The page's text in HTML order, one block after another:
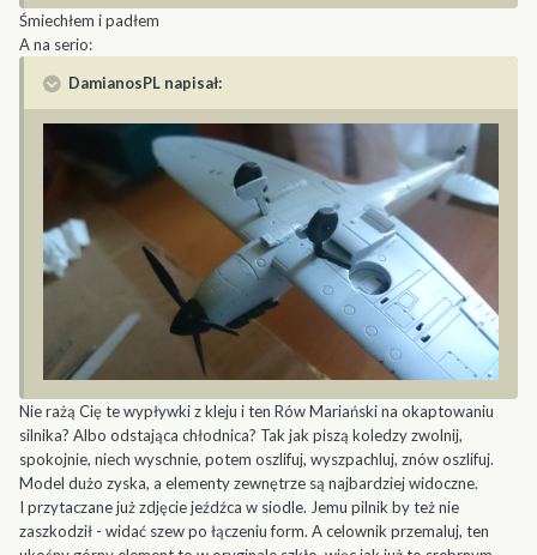
Śmiechłem i padłem
A na serio:
DamianosPL napisał:
Nie rażą Cię te wypływki z kleju i ten Rów Mariański na okaptowaniu
silnika? Albo odstająca chłodnica? Tak jak piszą koledzy zwolnij,
spokojnie, niech wyschnie, potem oszlifuj, wyszpachluj, znów oszlifuj.
Model dużo zyska, a elementy zewnętrze są najbardziej widoczne.
I przytaczane już zdjęcie jeźdźca w siodle. Jemu pilnik by też nie
zaszkodził - widać szew po łączeniu form. A celownik przemaluj, ten